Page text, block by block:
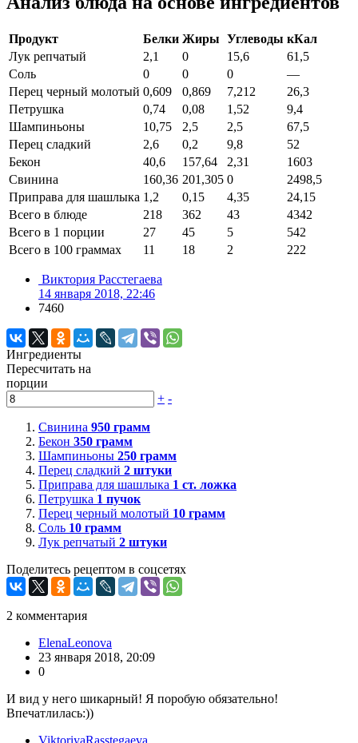
Продукт Белки Жиры Углеводы кКал
Лук репчатый
2,1 0 15,6
61,5
Соль
0 0 0
—
Перец черный молотый 0,609 0,869 7,212
26,3
Петрушка
0,74 0,08 1,52
9,4
Шампиньоны
10,75 2,5 2,5
67,5
Перец сладкий
2,6 0,2 9,8
52
Бекон
40,6 157,64 2,31
1603
Свинина
160,36 201,305 0
2498,5
Приправа для шашлыка 1,2 0,15 4,35
24,15
Всего в блюде
218 362 43
4342
Всего в 1 порции
27 45 5
542
Всего в 100 граммах
11 18 2 222
Виктория Расстегаева
14 января 2018, 22:46
7460
Ингредиенты
Пересчитать на
порции
+ -
Свинина 950 грамм
Бекон 350 грамм
Шампиньоны 250 грамм
Перец сладкий 2 штуки
Приправа для шашлыка 1 ст. ложка
Петрушка 1 пучок
Перец черный молотый 10 грамм
Соль 10 грамм
Лук репчатый 2 штуки
Поделитесь рецептом в соцсетях
2 комментария
ElenaLeonova
23 января 2018, 20:09
0
И вид у него шикарный! Я поробую обязательно!
Впечатлилась:))